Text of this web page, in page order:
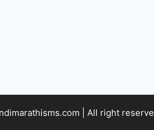
| All right